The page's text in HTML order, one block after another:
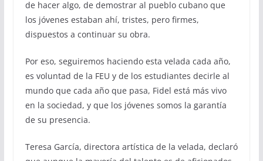
de hacer algo, de demostrar al pueblo cubano que
los jóvenes estaban ahí, tristes, pero firmes,
dispuestos a continuar su obra.
Por eso, seguiremos haciendo esta velada cada año,
es voluntad de la FEU y de los estudiantes decirle al
mundo que cada año que pasa, Fidel está más vivo
en la sociedad, y que los jóvenes somos la garantía
de su presencia.
Teresa García, directora artística de la velada, declaró